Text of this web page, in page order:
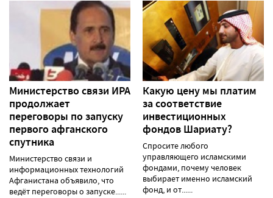
Министерство связи ИРА
продолжает
переговоры по запуску
первого афганского
спутника
Министерство связи и
информационных технологий
Афганистана объявило, что
ведёт переговоры о запуске......
Какую цену мы платим
за соответствие
инвестиционных
фондов Шариату?
Спросите любого
управляющего исламскими
фондами, почему человек
выбирает именно исламский
фонд, и от......